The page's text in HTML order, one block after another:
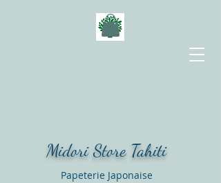
Midori Store Tahiti
Papeterie Japonaise